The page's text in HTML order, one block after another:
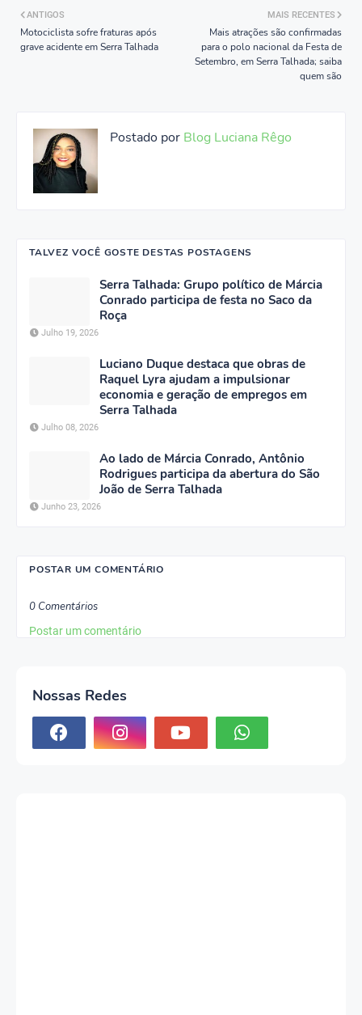
MAIS RECENTES
Mais atrações são confirmadas
para o polo nacional da Festa de
Setembro, em Serra Talhada; saiba
quem são
ANTIGOS
Motociclista sofre fraturas após
grave acidente em Serra Talhada
Postado por Blog Luciana Rêgo
TALVEZ VOCÊ GOSTE DESTAS POSTAGENS
Serra Talhada: Grupo político de Márcia
Conrado participa de festa no Saco da
Roça
Julho 19, 2026
Luciano Duque destaca que obras de
Raquel Lyra ajudam a impulsionar
economia e geração de empregos em
Serra Talhada
Julho 08, 2026
Ao lado de Márcia Conrado, Antônio
Rodrigues participa da abertura do São
João de Serra Talhada
Junho 23, 2026
POSTAR UM COMENTÁRIO
0 Comentários
Postar um comentário
Nossas Redes